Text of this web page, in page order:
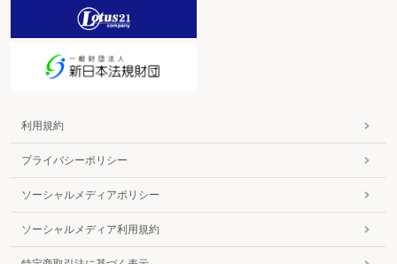
利用規約
プライバシーポリシー
ソーシャルメディアポリシー
ソーシャルメディア利用規約